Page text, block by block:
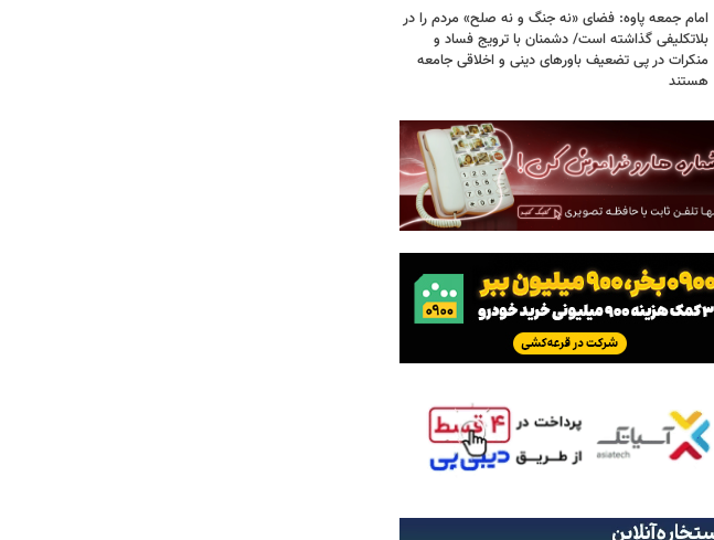
امام جمعه پاوه: فضای «نه جنگ و نه صلح» مردم را در
بلاتکلیفی گذاشته است/ دشمنان با ترویج فساد و
منکرات در پی تضعیف باورهای دینی و اخلاقی جامعه
هستند